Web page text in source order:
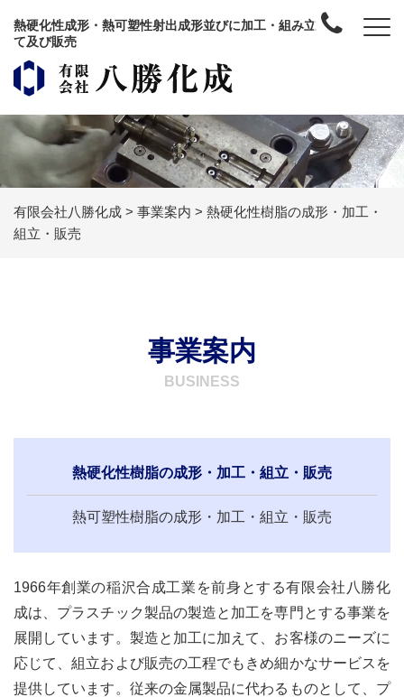
熱硬化性成形・熱可塑性射出成形並びに加工・組み立
て及び販売
有限会社八勝化成 > 事業案内 > 熱硬化性樹脂の成形・加工・
組立・販売
事業案内
BUSINESS
熱硬化性樹脂の成形・加工・組立・販売
熱可塑性樹脂の成形・加工・組立・販売
1966年創業の稲沢合成工業を前身とする有限会社八勝化
成は、プラスチック製品の製造と加工を専門とする事業を
展開しています。製造と加工に加えて、お客様のニーズに
応じて、組立および販売の工程でもきめ細かなサービスを
提供しています。従来の金属製品に代わるものとして、プ